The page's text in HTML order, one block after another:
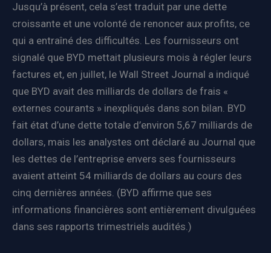
Jusqu’à présent, cela s’est traduit par une dette
croissante et une volonté de renoncer aux profits, ce
qui a entraîné des difficultés. Les fournisseurs ont
signalé que BYD mettait plusieurs mois à régler leurs
factures et, en juillet, le Wall Street Journal a indiqué
que BYD avait des milliards de dollars de frais «
externes courants » inexpliqués dans son bilan. BYD
fait état d’une dette totale d’environ 5,67 milliards de
dollars, mais les analystes ont déclaré au Journal que
les dettes de l’entreprise envers ses fournisseurs
avaient atteint 54 milliards de dollars au cours des
cinq dernières années. (BYD affirme que ses
informations financières sont entièrement divulguées
dans ses rapports trimestriels audités.)